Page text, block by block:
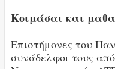
Κοιμάσαι και
Επιστήμονες του
συνάδελφοι τους